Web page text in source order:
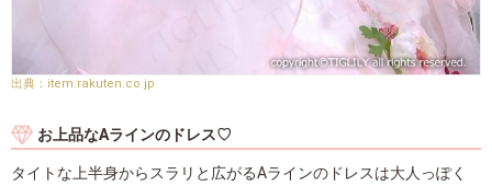
item.rakuten.co.jp
お上品なAラインのドレス♡
タイトな上半身からスラリと広がるAラインのドレスは大人っぽく